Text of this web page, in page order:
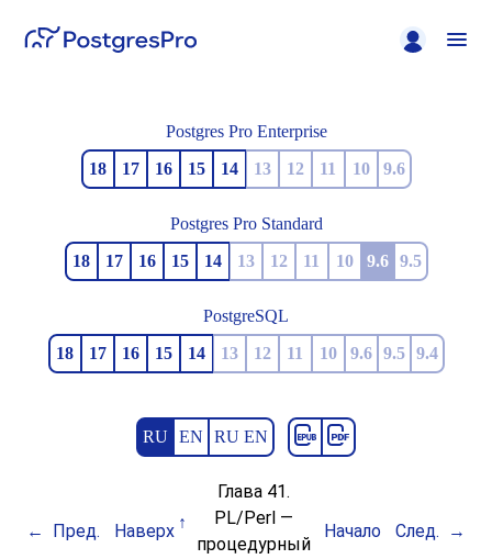
Postgres Pro Enterprise
18
17 16 15 14 13 12 11 10 9.6
Postgres Pro Standard
18
17 16 15 14 13 12 11 10 9.6 9.5
PostgreSQL
18
17 16 15 14 13 12 11 10 9.6 9.5 9.4
RU EN RU EN
Пред. Наверх
Глава 41.
PL/Perl —
процедурный
Начало След.